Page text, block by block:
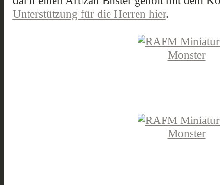
Unterstützung für die Herren hier.